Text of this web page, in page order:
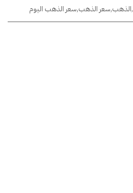
,الذهب,سعر الذهب,سعر الذهب اليوم